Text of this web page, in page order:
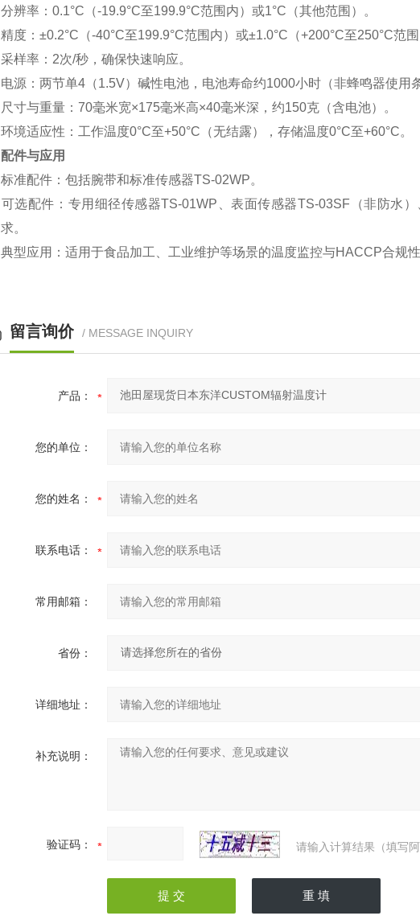
‌分辨率‌：0.1°C（-19.9°C至199.9°C范围内）或1°C（其他范围）。
精度‌：±0.2°C（-40°C至199.9°C范围内）或±1.0°C（+200°C至250°C范围
‌采样率‌：2次/秒，确保快速响应。
电源‌：两节单4（1.5V）碱性电池，电池寿命约1000小时（非蜂鸣器使用
‌尺寸与重量‌：70毫米宽×175毫米高×40毫米深，约150克（含电池）。
‌环境适应性‌：工作温度0°C至+50°C（无结露），存储温度0°C至+60°C。
配件与应用
‌标准配件‌：包括腕带和标准传感器TS-02WP。
可选配件‌：专用细径传感器TS-01WP、表面传感器TS-03SF（非防水
求。
典型应用‌：适用于食品加工、工业维护等场景的温度监控与HACCP合规性
留言询价 / MESSAGE INQUIRY
产品：
您的单位：
您的姓名：
联系电话：
常用邮箱：
省份：
详细地址：
补充说明：
验证码： 请输入计算结果（填写